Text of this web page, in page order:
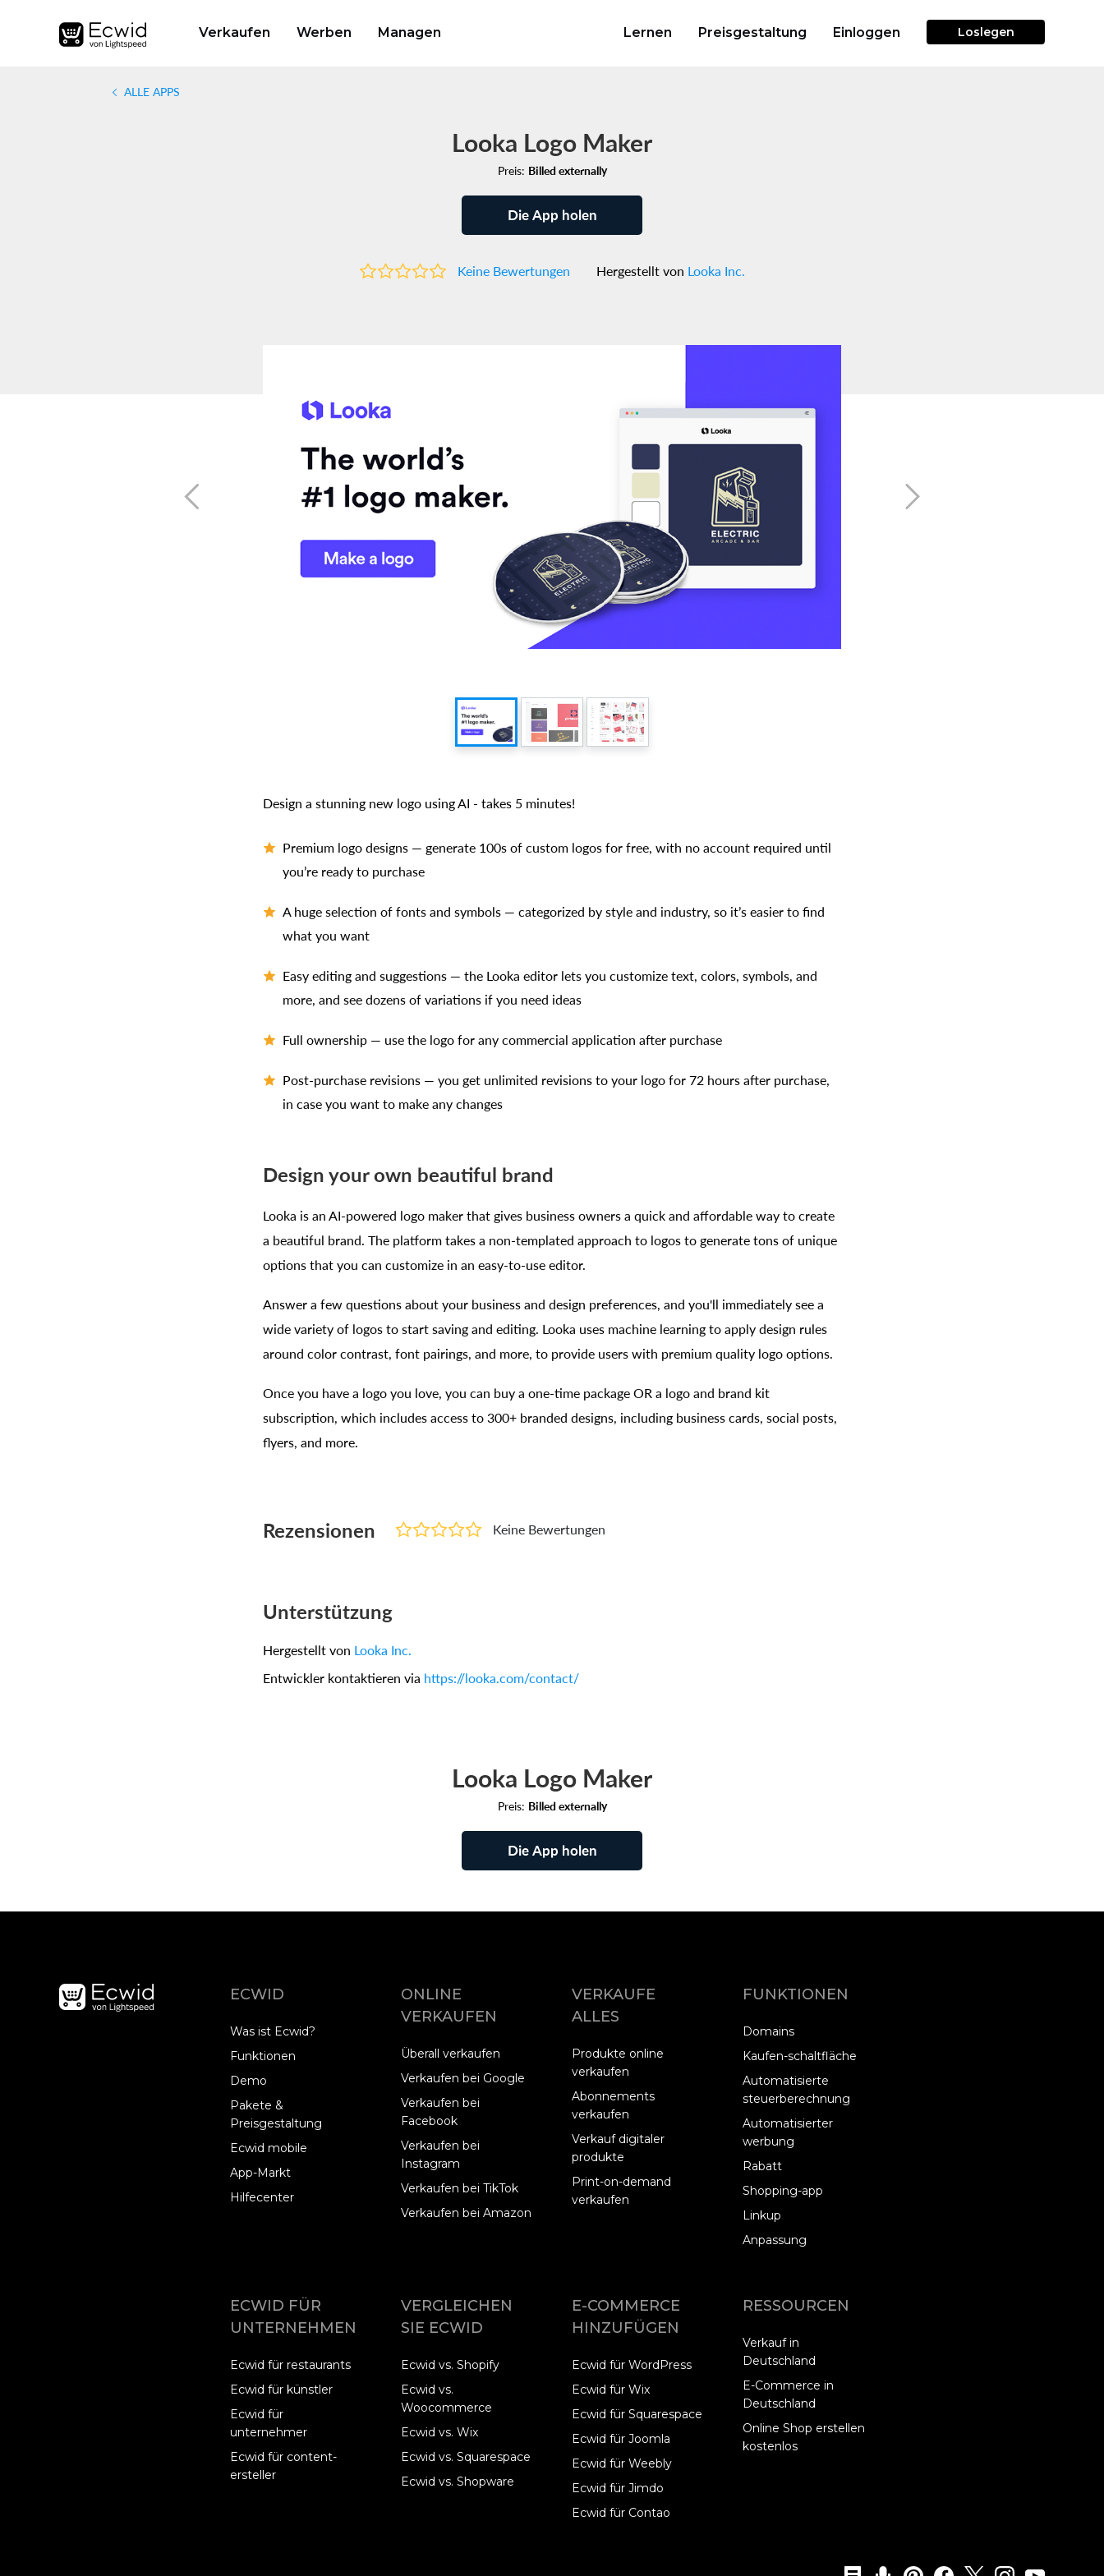
Verkaufen Werben Managen Lernen Preisgestaltung Einloggen Loslegen
ALLE APPS
Looka Logo Maker
Preis: Billed externally
Die App holen
Keine Bewertungen Hergestellt von Looka Inc.
Design a stunning new logo using AI - takes 5 minutes!
Premium logo designs — generate 100s of custom logos for free, with no account required until
you’re ready to purchase
A huge selection of fonts and symbols — categorized by style and industry, so it’s easier to find
what you want
Easy editing and suggestions — the Looka editor lets you customize text, colors, symbols, and
more, and see dozens of variations if you need ideas
Full ownership — use the logo for any commercial application after purchase
Post-purchase revisions — you get unlimited revisions to your logo for 72 hours after purchase,
in case you want to make any changes
Design your own beautiful brand
Looka is an AI-powered logo maker that gives business owners a quick and affordable way to create
a beautiful brand. The platform takes a non-templated approach to logos to generate tons of unique
options that you can customize in an easy-to-use editor.
Answer a few questions about your business and design preferences, and you'll immediately see a
wide variety of logos to start saving and editing. Looka uses machine learning to apply design rules
around color contrast, font pairings, and more, to provide users with premium quality logo options.
Once you have a logo you love, you can buy a one-time package OR a logo and brand kit
subscription, which includes access to 300+ branded designs, including business cards, social posts,
flyers, and more.
Rezensionen Keine Bewertungen
Unterstützung
Hergestellt von Looka Inc.
Entwickler kontaktieren via https://looka.com/contact/
Looka Logo Maker
Preis: Billed externally
Die App holen
ECWID
Was ist Ecwid?
Funktionen
Demo
Pakete &
Preisgestaltung
Ecwid mobile
App-Markt
Hilfecenter
ONLINE
VERKAUFEN
Überall verkaufen
Verkaufen bei Google
Verkaufen bei
Facebook
Verkaufen bei
Instagram
Verkaufen bei TikTok
Verkaufen bei Amazon
VERKAUFE
ALLES
Produkte online
verkaufen
Abonnements
verkaufen
Verkauf digitaler
produkte
Print-on-demand
verkaufen
FUNKTIONEN
Domains
Kaufen-schaltfläche
Automatisierte
steuerberechnung
Automatisierter
werbung
Rabatt
Shopping-app
Linkup
Anpassung
ECWID FÜR
UNTERNEHMEN
Ecwid für restaurants
Ecwid für künstler
Ecwid für
unternehmer
Ecwid für content-
ersteller
VERGLEICHEN
SIE ECWID
Ecwid vs. Shopify
Ecwid vs.
Woocommerce
Ecwid vs. Wix
Ecwid vs. Squarespace
Ecwid vs. Shopware
E-COMMERCE
HINZUFÜGEN
Ecwid für WordPress
Ecwid für Wix
Ecwid für Squarespace
Ecwid für Joomla
Ecwid für Weebly
Ecwid für Jimdo
Ecwid für Contao
RESSOURCEN
Verkauf in
Deutschland
E-Commerce in
Deutschland
Online Shop erstellen
kostenlos